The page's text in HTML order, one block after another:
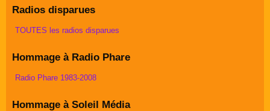
Radios disparues
TOUTES les radios disparues
Hommage à Radio Phare
Radio Phare 1983-2008
Hommage à Soleil Média